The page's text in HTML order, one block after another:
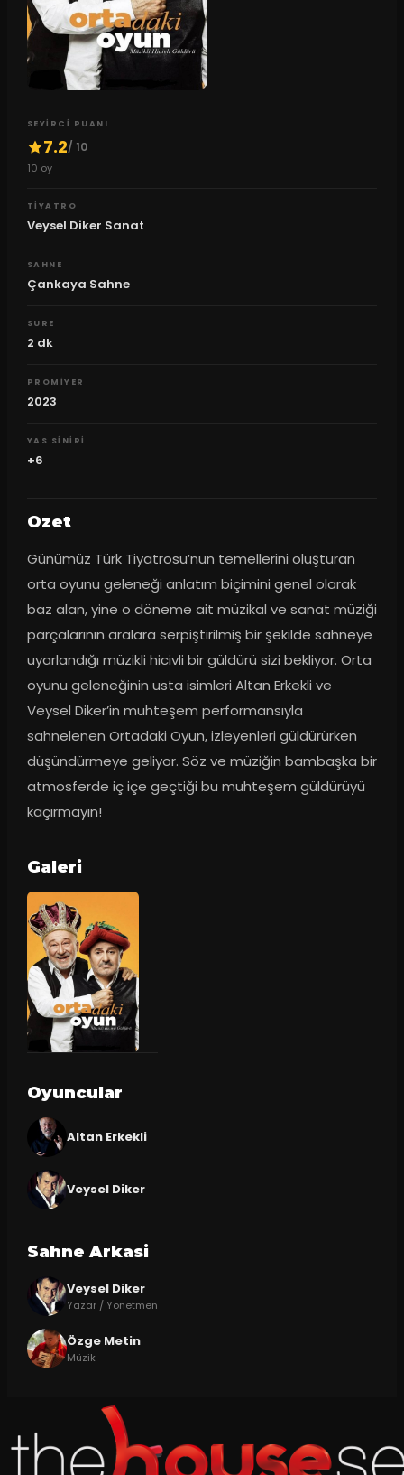
SEYIRCI PUANI
7.2/ 10
10 oy
TIYATRO
Veysel Diker Sanat
SAHNE
Çankaya Sahne
SURE
2 dk
PROMIYER
2023
YAS SINIRI
+6
Ozet
Günümüz Türk Tiyatrosu’nun temellerini oluşturan
orta oyunu geleneği anlatım biçimini genel olarak
baz alan, yine o döneme ait müzikal ve sanat müziği
parçalarının aralara serpiştirilmiş bir şekilde sahneye
uyarlandığı müzikli hicivli bir güldürü sizi bekliyor. Orta
oyunu geleneğinin usta isimleri Altan Erkekli ve
Veysel Diker’in muhteşem performansıyla
sahnelenen Ortadaki Oyun, izleyenleri güldürürken
düşündürmeye geliyor. Söz ve müziğin bambaşka bir
atmosferde iç içe geçtiği bu muhteşem güldürüyü
kaçırmayın!
Galeri
Oyuncular
Altan Erkekli
Veysel Diker
Sahne Arkasi
Veysel Diker
Yazar / Yönetmen
Özge Metin
Müzik